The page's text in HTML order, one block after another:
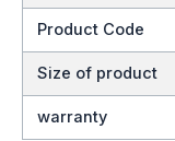
Product Code
Size of product
warranty